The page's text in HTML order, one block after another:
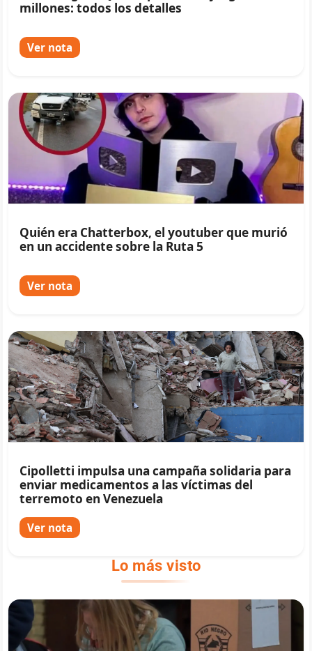
millones: todos los detalles
Ver nota
Quién era Chatterbox, el youtuber que murió
en un accidente sobre la Ruta 5
Ver nota
Cipolletti impulsa una campaña solidaria para
enviar medicamentos a las víctimas del
terremoto en Venezuela
Ver nota
Lo más visto